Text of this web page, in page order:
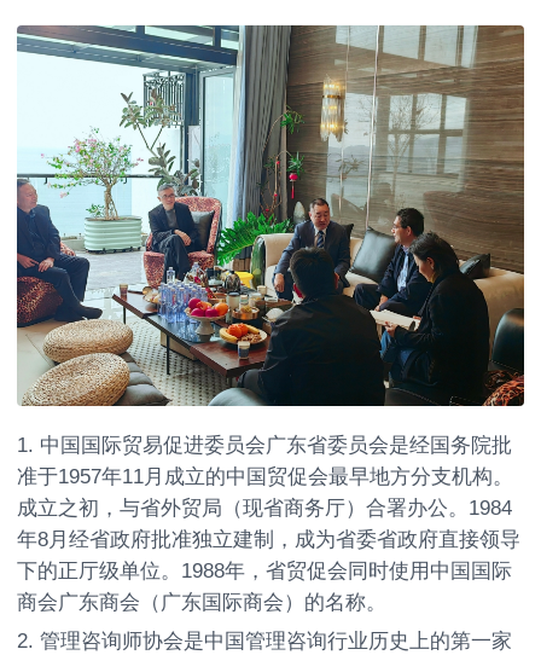
1. 中国国际贸易促进委员会广东省委员会是经国务院批
准于1957年11月成立的中国贸促会最早地方分支机构。
成立之初，与省外贸局（现省商务厅）合署办公。1984
年8月经省政府批准独立建制，成为省委省政府直接领导
下的正厅级单位。1988年，省贸促会同时使用中国国际
商会广东商会（广东国际商会）的名称。
2. 管理咨询师协会是中国管理咨询行业历史上的第一家